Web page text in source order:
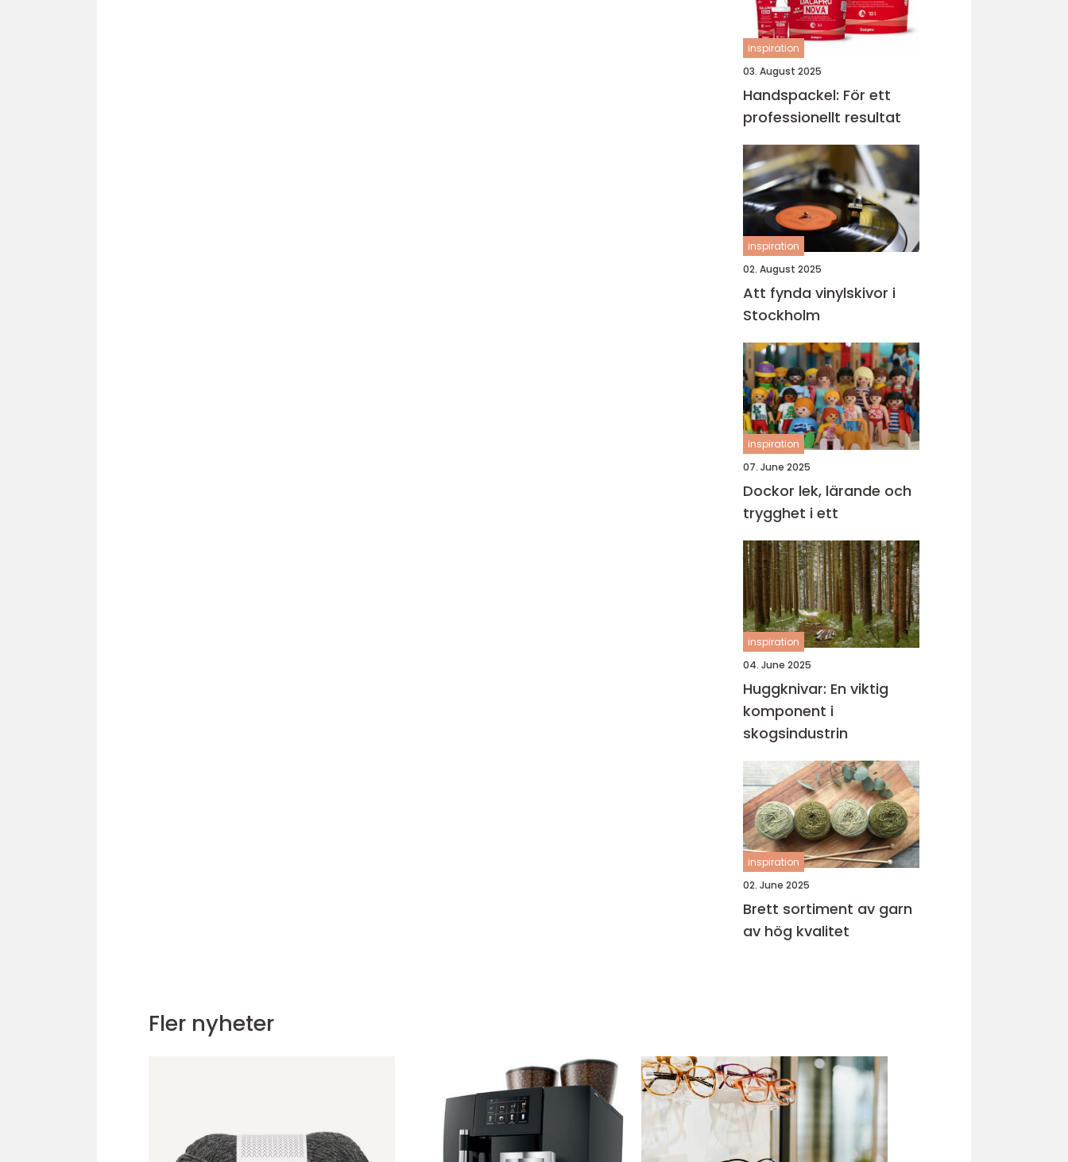
inspiration
03. August 2025
Handspackel: För ett
professionellt resultat
inspiration
02. August 2025
Att fynda vinylskivor i
Stockholm
inspiration
07. June 2025
Dockor lek, lärande och
trygghet i ett
inspiration
04. June 2025
Huggknivar: En viktig
komponent i
skogsindustrin
inspiration
02. June 2025
Brett sortiment av garn
av hög kvalitet
Fler nyheter